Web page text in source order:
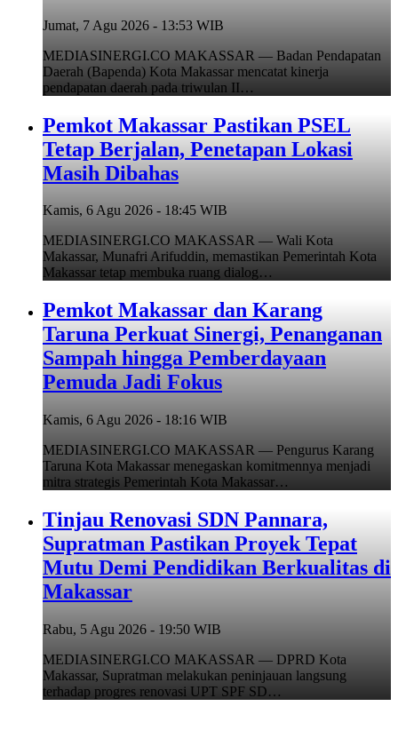
Jumat, 7 Agu 2026 - 13:53 WIB
MEDIASINERGI.CO MAKASSAR — Badan Pendapatan
Daerah (Bapenda) Kota Makassar mencatat kinerja
pendapatan daerah pada triwulan II…
Pemkot Makassar Pastikan PSEL
Tetap Berjalan, Penetapan Lokasi
Masih Dibahas
Kamis, 6 Agu 2026 - 18:45 WIB
MEDIASINERGI.CO MAKASSAR — Wali Kota
Makassar, Munafri Arifuddin, memastikan Pemerintah Kota
Makassar tetap membuka ruang dialog…
Pemkot Makassar dan Karang
Taruna Perkuat Sinergi, Penanganan
Sampah hingga Pemberdayaan
Pemuda Jadi Fokus
Kamis, 6 Agu 2026 - 18:16 WIB
MEDIASINERGI.CO MAKASSAR — Pengurus Karang
Taruna Kota Makassar menegaskan komitmennya menjadi
mitra strategis Pemerintah Kota Makassar…
Tinjau Renovasi SDN Pannara,
Supratman Pastikan Proyek Tepat
Mutu Demi Pendidikan Berkualitas di
Makassar
Rabu, 5 Agu 2026 - 19:50 WIB
MEDIASINERGI.CO MAKASSAR — DPRD Kota
Makassar, Supratman melakukan peninjauan langsung
terhadap progres renovasi UPT SPF SD…